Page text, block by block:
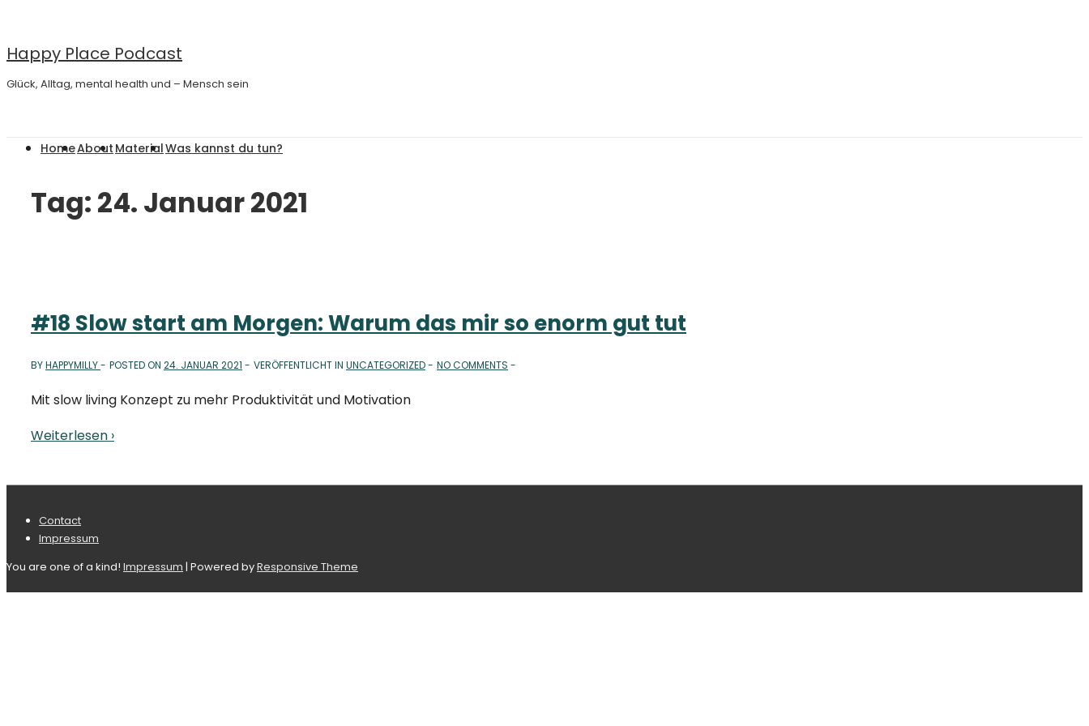
Inhalt
Happy Place Podcast
Glück, Alltag, mental health und – Mensch sein
MainHomeAbout MaterialWas kannst du tun?
Tag:24. Januar 2021
#18 Slow start am Morgen: Warum das mir so enorm gut tut
BYHAPPYMILLY POSTED ON 24. JANUAR 2021 VERÖFFENTLICHT IN UNCATEGORIZED NO COMMENTS
Mit slow living Konzept zu mehr Produktivität und Motivation
Weiterlesen ›
Footer-
Menü
Contact
Impressum
You are one of a kind! Impressum | Powered byResponsive Theme